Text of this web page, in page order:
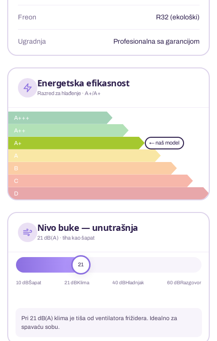
Freon R32 (ekološki)
Ugradnja Profesionalna sa garancijom
Energetska efikasnost
Razred za hlađenje · A+/A+
A+++
A++
A+
← naš model
A
B
C
D
Nivo buke — unutrašnja
21 dB(A) · tiha kao šapat
21
10 dBŠapat 21 dBKlima 40 dBHladnjak 60 dBRazgovor
Pri 21 dB(A) klima je tiša od ventilatora frižidera. Idealno za
spavaću sobu.